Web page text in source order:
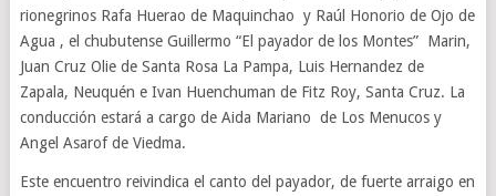
rionegrinos Rafa Huerao de Maquinchao y Raúl Honorio de Ojo de
Agua , el chubutense Guillermo “El payador de los Montes” Marin,
Juan Cruz Olie de Santa Rosa La Pampa, Luis Hernandez de
Zapala, Neuquén e Ivan Huenchuman de Fitz Roy, Santa Cruz. La
conducción estará a cargo de Aida Mariano de Los Menucos y
Angel Asarof de Viedma.
Este encuentro reivindica el canto del payador, de fuerte arraigo en